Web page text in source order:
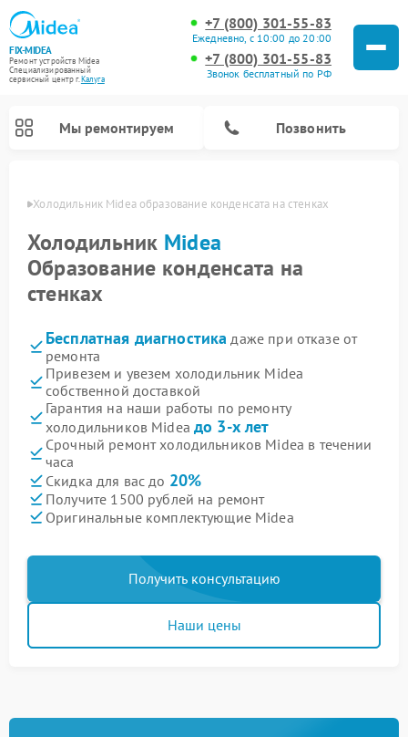
FIX-MIDEA
Ремонт устройств Midea
Специализированный
cервисный центр г.Калуга
+7 (800) 301-55-83
Ежедневно, с 10:00 до 20:00
+7 (800) 301-55-83
Звонок бесплатный по РФ
Мы ремонтируем Позвонить
Холодильник Midea образование конденсата на стенках
Холодильник Midea
Образование конденсата на
стенках
Бесплатная диагностика даже при отказе от
ремонта
Привезем и увезем холодильник Midea
собственной доставкой
Гарантия на наши работы по ремонту
холодильников Mideaдо 3-х лет
Срочный ремонт холодильников Midea в течении
часа
Скидка для вас до 20%
Получите 1500 рублей на ремонт
Оригинальные комплектующие Midea
Получить консультацию
Наши цены